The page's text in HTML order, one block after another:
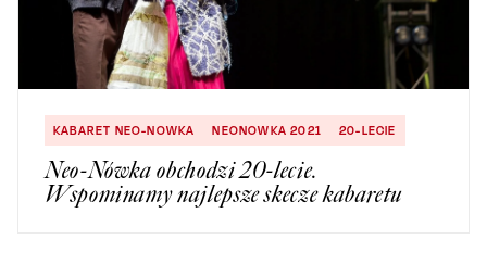
KABARET NEO-NOWKA NEONOWKA 2021 20-LECIE
Neo-Nówka obchodzi 20-lecie.
Wspominamy najlepsze skecze kabaretu